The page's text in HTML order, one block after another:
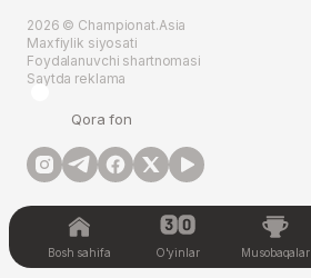
2026 © Championat.Asia
Maxfiylik siyosati
Foydalanuvchi shartnomasi
Saytda reklama
Qora fon
Bosh sahifa O'yinlar Musobaqalar